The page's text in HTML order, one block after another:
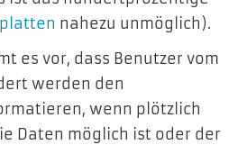
nahezu unmöglich).
es vor, dass Benutzer vom
werden den
wenn plötzlich
Daten möglich ist oder der